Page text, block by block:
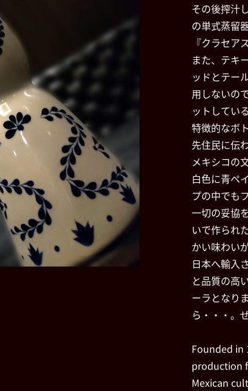
その後搾汁
の単式蒸留
『クラセア
また、テキ
ッドとテー
用しないの
ットしてい
特徴的なボ
先住民に伝
メキシコの
白色に青ペ
プの中でも
一切の妥協
いで作られ
かい味わい
日本へ輸入
と品質の高
ーラとなり
ら・・・。
Founded in
production
Mexican